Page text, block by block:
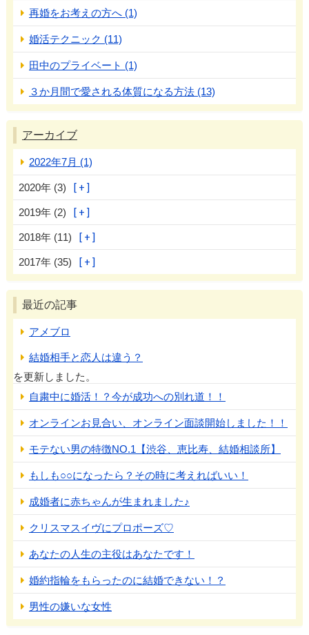
再婚をお考えの方へ (1)
婚活テクニック (11)
田中のプライベート (1)
３か月間で愛される体質になる方法 (13)
アーカイブ
2022年7月 (1)
2020年 (3)
2019年 (2)
2018年 (11)
2017年 (35)
最近の記事
アメブロ
結婚相手と恋人は違う？
を更新しました。
自粛中に婚活！？今が成功への別れ道！！
オンラインお見合い、オンライン面談開始しました！！
モテない男の特徴NO.1【渋谷、恵比寿、結婚相談所】
もしも○○になったら？その時に考えればいい！
成婚者に赤ちゃんが生まれました♪
クリスマスイヴにプロポーズ♡
あなたの人生の主役はあなたです！
婚約指輪をもらったのに結婚できない！？
男性の嫌いな女性